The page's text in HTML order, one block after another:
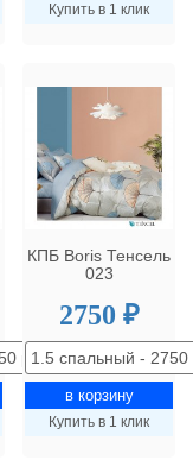
Купить в 1 клик
КПБ Boris Тенсель
023
2750 ₽
Купить в 1 клик